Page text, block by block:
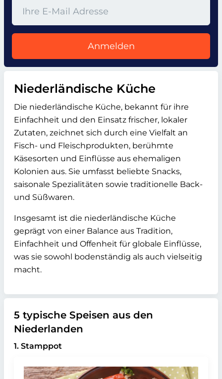
Anmelden
Niederländische Küche
Die niederländische Küche, bekannt für ihre
Einfachheit und den Einsatz frischer, lokaler
Zutaten, zeichnet sich durch eine Vielfalt an
Fisch- und Fleischprodukten, berühmte
Käsesorten und Einflüsse aus ehemaligen
Kolonien aus. Sie umfasst beliebte Snacks,
saisonale Spezialitäten sowie traditionelle Back-
und Süßwaren.
Insgesamt ist die niederländische Küche
geprägt von einer Balance aus Tradition,
Einfachheit und Offenheit für globale Einflüsse,
was sie sowohl bodenständig als auch vielseitig
macht.
5 typische Speisen aus den
Niederlanden
1. Stamppot